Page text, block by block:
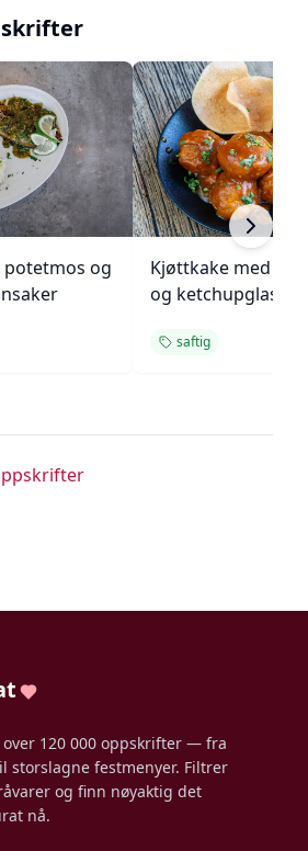
potetmos og
Kjøttkake med
og ketchupglasur
saftig
120 000 oppskrifter — fra
storslagne festmenyer. Filtrer
og finn nøyaktig det
nå.